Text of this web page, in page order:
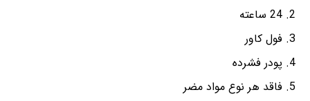
24 ساعته
فول کاور
پودر فشرده
فاقد هر نوع مواد مضر